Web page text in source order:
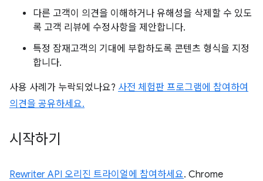
다른 고객이 의견을 이해하거나 유해성을 삭제할 수 있도
록 고객 리뷰에 수정사항을 제안합니다.
특정 잠재고객의 기대에 부합하도록 콘텐츠 형식을 지정
합니다.
사용 사례가 누락되었나요? 사전 체험판 프로그램에 참여하여
의견을 공유하세요.
시작하기
Rewriter API 오리진 트라이얼에 참여하세요. Chrome